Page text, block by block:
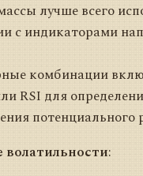
лучше всего
с индикаторами
комбинации
RSI для
потенциального
: